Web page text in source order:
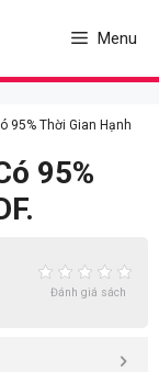
Menu
95% Thời Gian Hạnh
95%
Đánh giá sách